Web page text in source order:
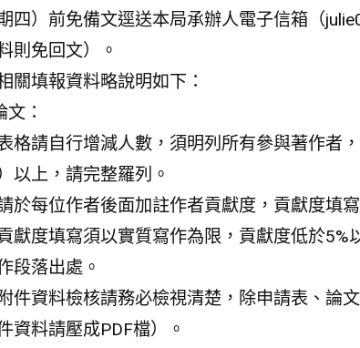
期四）前免備文逕送本局承辦人電子信箱（
則免回文）。
關填報資料略說明如下：
文：
格請自行增減人數，須明列所有參與著作者
以上，請完整羅列。
於每位作者後面加註作者貢獻度，貢獻度填
獻度填寫須以實質寫作為限，貢獻度低於
段落出處。
件資料檢核請務必檢視清楚，除申請表、論
資料請壓成PDF檔）。